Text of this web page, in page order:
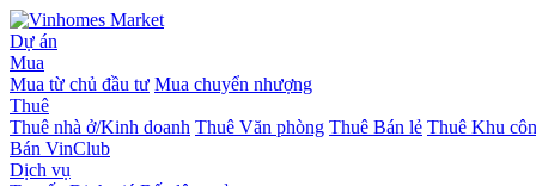
Dự án
Mua
Mua từ chủ đầu tư Mua chuyển nhượng
Thuê
Thuê nhà ở/Kinh doanh Thuê Văn phòng Thuê Bán lẻ Thuê Khu
Bán VinClub
Dịch vụ